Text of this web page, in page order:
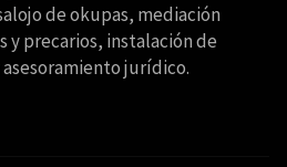
de okupas, mediación
y precarios, instalación de
jurídico.